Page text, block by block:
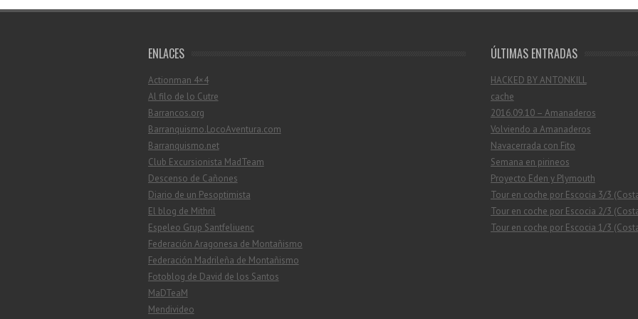
ENLACES
Actionman 4×4
Al filo de lo Cutre
Barrancos.org
Barranquismo.LocoAventura.com
Barranquismo.net
Club Excursionista MadTeam
Descenso de Cañones
Diario de un Pesoptimista
El blog de Mithril
Espeleo Grup Santfeliuenc
Federación Aragonesa de Montañismo
Federación Madrileña de Montañismo
Fotoblog de David de los Santos
MaDTeaM
Mendivideo
ÚLTIMAS ENTRADAS
HACKED BY ANTONKILL
cache
2016.09.10 – Amanaderos
Volviendo a Amanaderos
Navacerrada con Fito
Semana en pirineos
Proyecto Eden y Plymouth
Tour en coche por Escocia 3/3
Tour en coche por Escocia 2/3
Tour en coche por Escocia 1/3